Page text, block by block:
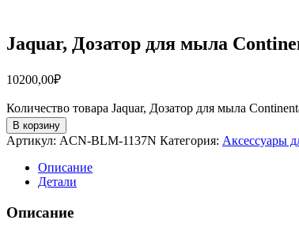
Jaquar, Дозатор для мыла
10200,00₽
Количество товара Jaquar, Дозатор для мыла
В корзину
Артикул: ACN-BLM-1137N Категория: Аксессуары
Описание
Детали
Описание